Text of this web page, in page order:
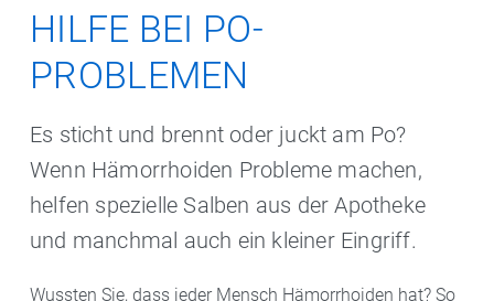
HILFE BEI PO-
PROBLEMEN
Es sticht und brennt oder juckt am Po?
Wenn Hämorrhoiden Probleme machen,
helfen spezielle Salben aus der Apotheke
und manchmal auch ein kleiner Eingriff.
Wussten Sie, dass jeder Mensch Hämorrhoiden hat? So